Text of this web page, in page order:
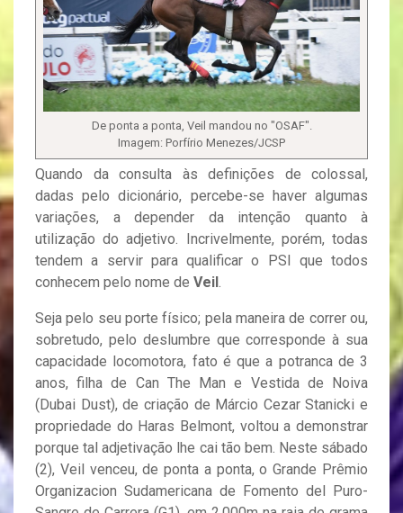
De ponta a ponta, Veil mandou no "OSAF".
Imagem: Porfírio Menezes/JCSP
Quando da consulta às definições de colossal,
dadas pelo dicionário, percebe-se haver algumas
variações, a depender da intenção quanto à
utilização do adjetivo. Incrivelmente, porém, todas
tendem a servir para qualificar o PSI que todos
conhecem pelo nome de Veil .
Seja pelo seu porte físico; pela maneira de correr ou,
sobretudo, pelo deslumbre que corresponde à sua
capacidade locomotora, fato é que a potranca de 3
anos, filha de Can The Man e Vestida de Noiva
(Dubai Dust), de criação de Márcio Cezar Stanicki e
propriedade do Haras Belmont, voltou a demonstrar
porque tal adjetivação lhe cai tão bem. Neste sábado
(2), Veil venceu, de ponta a ponta, o Grande Prêmio
Organizacion Sudamericana de Fomento del Puro-